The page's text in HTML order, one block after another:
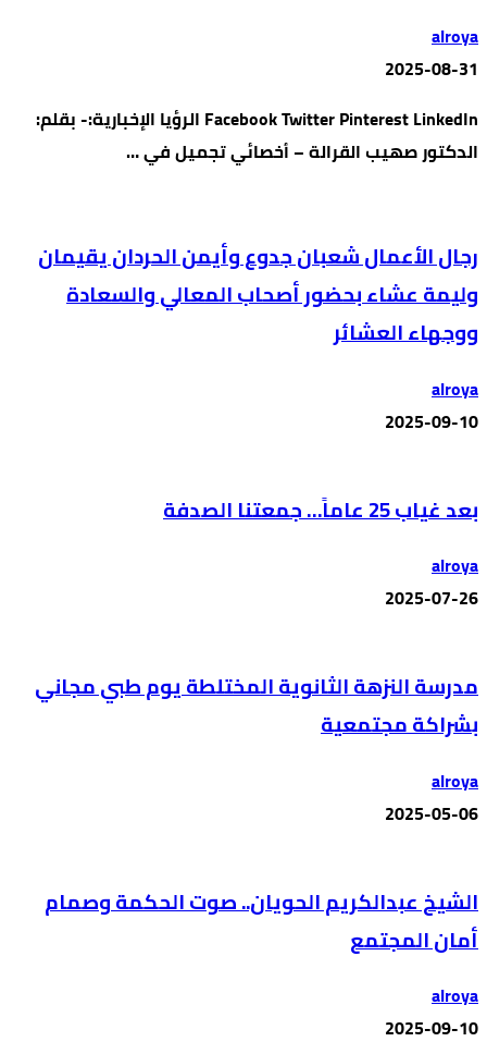
alroya
2025-08-31
Facebook Twitter Pinterest LinkedIn الرؤيا الإخبارية:- بقلم:
الدكتور صهيب القرالة – أخصائي تجميل في …
رجال الأعمال شعبان جدوع وأيمن الحردان يقيمان
وليمة عشاء بحضور أصحاب المعالي والسعادة
ووجهاء العشائر
alroya
2025-09-10
بعد غياب 25 عاماً… جمعتنا الصدفة
alroya
2025-07-26
مدرسة النزهة الثانوية المختلطة يوم طبي مجاني
بشراكة مجتمعية
alroya
2025-05-06
الشيخ عبدالكريم الحويان.. صوت الحكمة وصمام
أمان المجتمع
alroya
2025-09-10